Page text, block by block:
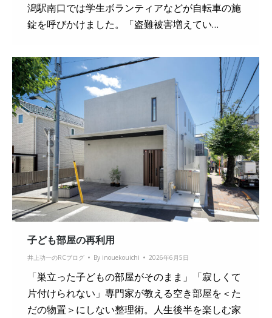
潟駅南口では学生ボランティアなどが自転車の施
錠を呼びかけました。「盗難被害増えてい…
子ども部屋の再利用
井上功一のRCブログ By inouekouichi 2026年6月5日
「巣立った子どもの部屋がそのまま」「寂しくて
片付けられない」専門家が教える空き部屋を＜た
だの物置＞にしない整理術。人生後半を楽しむ家